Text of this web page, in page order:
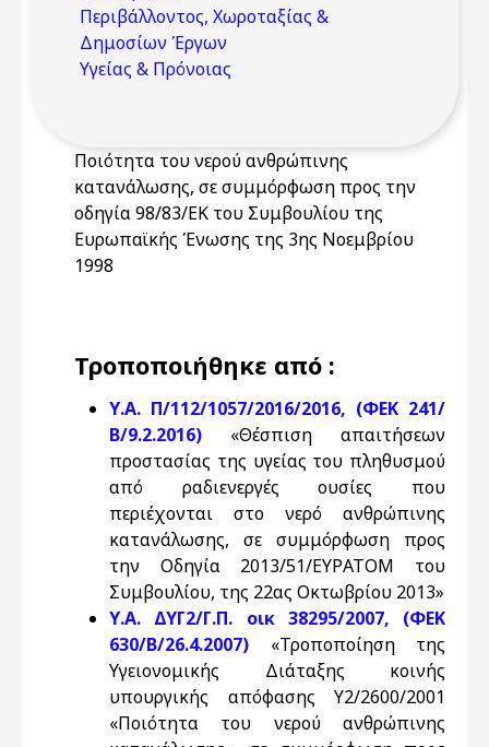
Περιβάλλοντος, Χωροταξίας &
Δημοσίων Έργων
Υγείας & Πρόνοιας
Ποιότητα του νερού ανθρώπινης
κατανάλωσης, σε συμμόρφωση προς την
οδηγία 98/83/ΕΚ του Συμβουλίου της
Ευρωπαϊκής Ένωσης της 3ης Νοεμβρίου
1998
Τροποποιήθηκε από :
Υ.Α. Π/112/1057/2016/2016, (ΦΕΚ 241/
Β/9.2.2016) «Θέσπιση απαιτήσεων
προστασίας της υγείας του πληθυσμού
από ραδιενεργές ουσίες που
περιέχονται στο νερό ανθρώπινης
κατανάλωσης, σε συμμόρφωση προς
την Οδηγία 2013/51/EYΡATOM του
Συμβουλίου, της 22ας Οκτωβρίου 2013»
Υ.Α. ΔΥΓ2/Γ.Π. οικ 38295/2007, (ΦΕΚ
630/Β/26.4.2007) «Τροποποίηση της
Υγειονομικής Διάταξης κοινής
υπουργικής απόφασης Υ2/2600/2001
«Ποιότητα του νερού ανθρώπινης